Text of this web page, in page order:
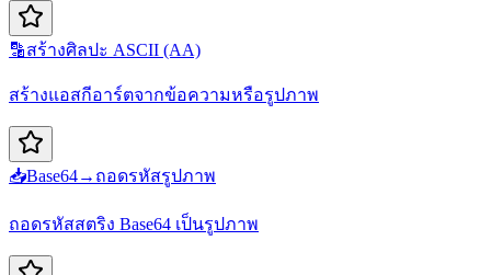
🔡สร้างศิลปะ ASCII (AA)
สร้างแอสกีอาร์ตจากข้อความหรือรูปภาพ
📥Base64→ถอดรหัสรูปภาพ
ถอดรหัสสตริง Base64 เป็นรูปภาพ